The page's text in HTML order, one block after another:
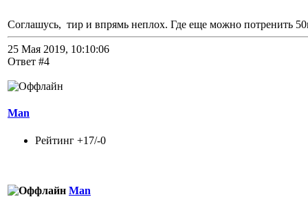
Соглашусь, тир и впрямь неплох. Где еще можно потренить
25 Мая 2019, 10:10:06
Ответ #4
Man
Рейтинг +17/-0
Man